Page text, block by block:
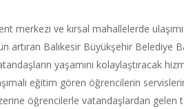
merkezi ve kırsal mahallelerde
artıran Balıkesir Büyükşehir Belediye
yaşamını kolaylaştıracak
eğitim gören öğrencilerin
öğrencilerle vatandaşlardan gelen